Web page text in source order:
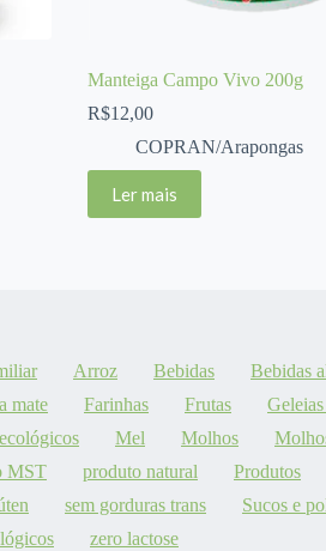
Manteiga Campo Vivo 200g
R$12,00
COPRAN/Arapongas
Ler mais
Arroz Bebidas Bebidas
mate Farinhas Frutas
Mel Molhos
MST produto natural Produtos
sem gorduras trans Sucos e
zero lactose